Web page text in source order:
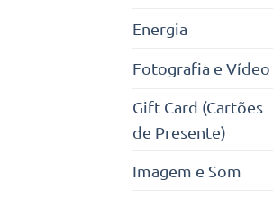
Energia
Fotografia e Vídeo
Gift Card (Cartões
de Presente)
Imagem e Som